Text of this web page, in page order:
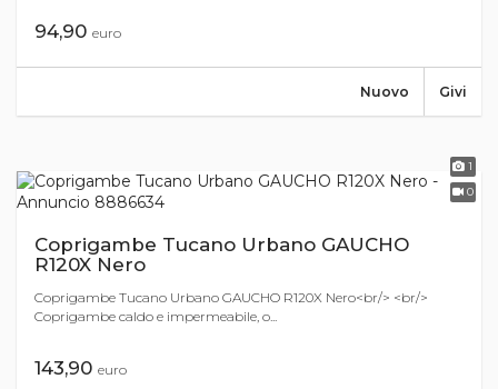
94,90 euro
Givi
Nuovo
1
0
Coprigambe Tucano Urbano GAUCHO
R120X Nero
Coprigambe Tucano Urbano GAUCHO R120X Nero<br/> <br/>
Coprigambe caldo e impermeabile, o...
143,90 euro